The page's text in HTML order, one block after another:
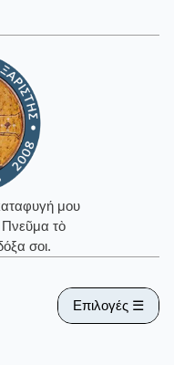
μου
Πνεῦμα τὸ
σοι.
Επιλογές ☰